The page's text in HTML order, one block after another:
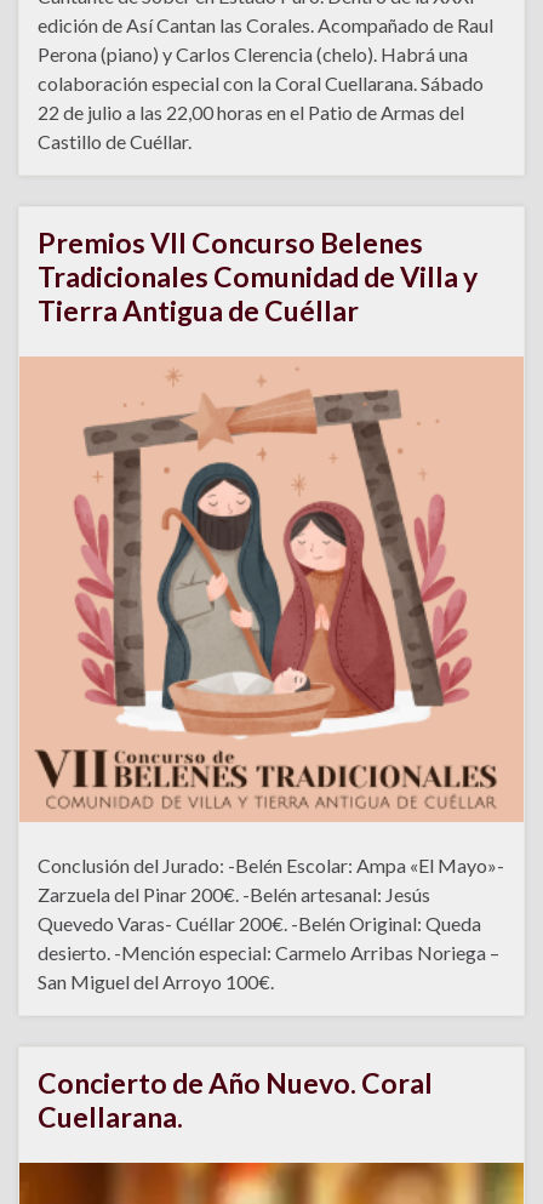
edición de Así Cantan las Corales. Acompañado de Raul
Perona (piano) y Carlos Clerencia (chelo). Habrá una
colaboración especial con la Coral Cuellarana. Sábado
22 de julio a las 22,00 horas en el Patio de Armas del
Castillo de Cuéllar.
Premios VII Concurso Belenes
Tradicionales Comunidad de Villa y
Tierra Antigua de Cuéllar
Conclusión del Jurado: -Belén Escolar: Ampa «El Mayo»-
Zarzuela del Pinar 200€. -Belén artesanal: Jesús
Quevedo Varas- Cuéllar 200€. -Belén Original: Queda
desierto. -Mención especial: Carmelo Arribas Noriega –
San Miguel del Arroyo 100€.
Concierto de Año Nuevo. Coral
Cuellarana.